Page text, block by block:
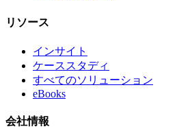
リソース
インサイト
ケーススタディ
すべてのソリューション
eBooks
会社情報